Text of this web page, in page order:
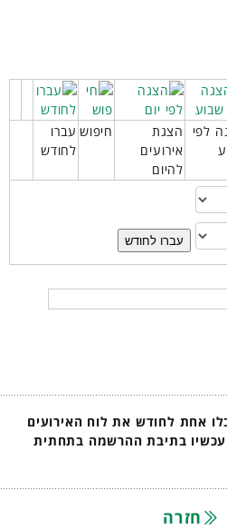
לפי
הצגת
אירועים
להיום
חיפוש עברו
לחודש
עברו לחודש
אחת לחודש את לוח האירועים
בתיבת ההרשמה בתחתית
חזרה